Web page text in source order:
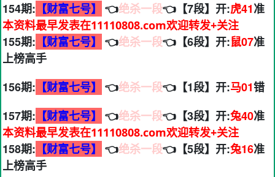
154期: 【财富七号】 👈绝杀一段👈【7段】开:虎41准
本资料最早发表在11110808.com欢迎转发+关注
155期: 【财富七号】 👈绝杀一段👈【6段】开:鼠07准
上榜高手
156期: 【财富七号】 👈绝杀一段👈【1段】开:马01错
157期: 【财富七号】 👈绝杀一段👈【3段】开:兔40准
本资料最早发表在11110808.com欢迎转发+关注
158期: 【财富七号】 👈绝杀一段👈【5段】开:兔16准
上榜高手